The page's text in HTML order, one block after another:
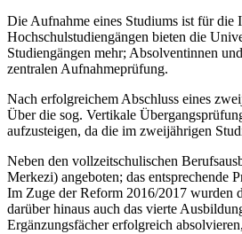
Die Aufnahme eines Studiums ist für die
Hochschulstudiengängen bieten die
Studiengängen mehr; Absolventinnen
zentralen Aufnahmeprüfung.
Nach erfolgreichem Abschluss eines
Über die sog. Vertikale
aufzusteigen, da die im zweijährigen
Neben den vollzeitschulischen
Merkezi) angeboten; das
Im Zuge der Reform 2016/2017 wurden
darüber hinaus auch das vierte
Ergänzungsfächer erfolgreich